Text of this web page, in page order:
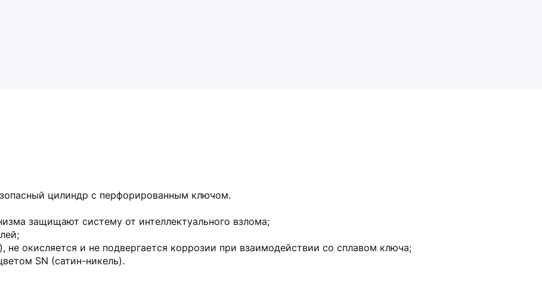
цилиндр с перфорированным ключом.
защищают систему от интеллектуального взлома;
не окисляется и не подвергается коррозии при взаимодействии со сплавом ключа;
SN (сатин-никель).